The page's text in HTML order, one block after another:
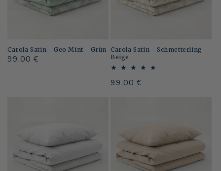
Carola Satin - Geo Mint - Grün
Normaler
99,00 €
Carola Satin - Schmetterling -
Beige
Normaler
99,00 €